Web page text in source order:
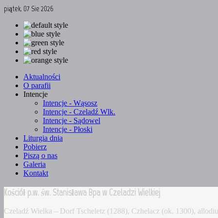
piątek, 07 Sie 2026
Aktualności
O parafii
Intencje
Intencje - Wąsosz
Intencje - Czeladź Wlk.
Intencje - Sądowel
Intencje - Płoski
Liturgia dnia
Pobierz
Piszą o nas
Galeria
Kontakt
Kościół p.w. św. Stanisława Bpa w Czeladzi Wielkiej
Czeladź Wielka – Dorf Tscheletz (1288), Czhelacz (ok. 1300),